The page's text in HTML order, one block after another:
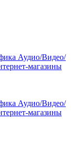
Аудио/Видео/
магазины
Аудио/Видео/
магазины